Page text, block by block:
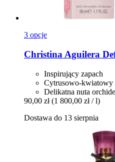
3 opcje
Christina Aguilera
Inspirujący zapach
Cytrusowo-kwiatowy
Delikatna nuta
90,00 zł (1 800,00 zł / l)
Dostawa do 13 sierpnia